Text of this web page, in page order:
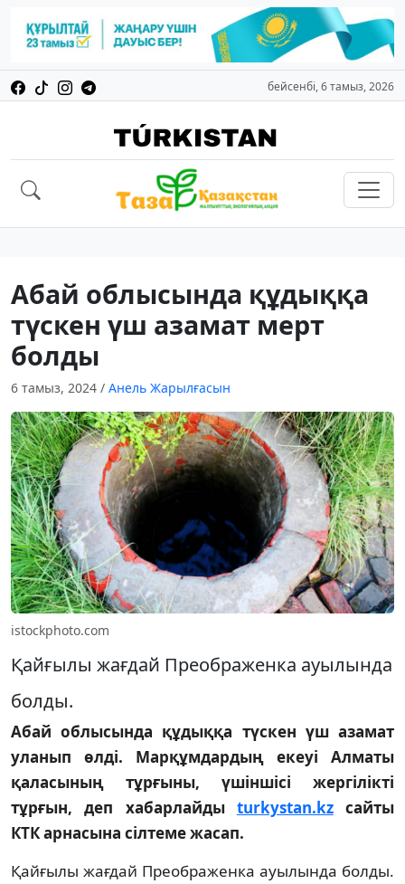
бейсенбі, 6 тамыз, 2026
Абай облысында құдыққа
түскен үш азамат мерт
болды
6 тамыз, 2024 / Анель Жарылғасын
istockphoto.com
Қайғылы жағдай Преображенка ауылында
болды.
Абай облысында құдыққа түскен үш азамат
уланып өлді. Марқұмдардың екеуі Алматы
қаласының тұрғыны, үшіншісі жергілікті
тұрғын, деп хабарлайды turkystan.kzсайты
КТК арнасына сілтеме жасап.
Қайғылы жағдай Преображенка ауылында болды.